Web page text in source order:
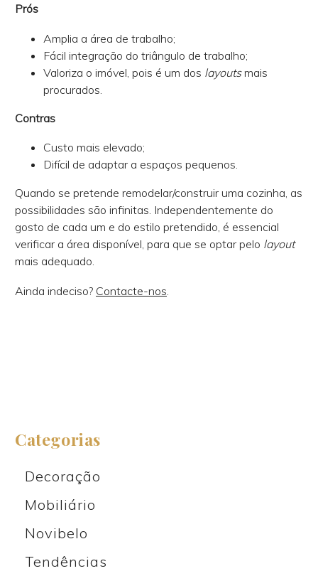
Prós
Amplia a área de trabalho;
Fácil integração do triângulo de trabalho;
Valoriza o imóvel, pois é um dos layoutsmais
procurados.
Contras
Custo mais elevado;
Difícil de adaptar a espaços pequenos.
Quando se pretende remodelar/construir uma cozinha, as
possibilidades são infinitas. Independentemente do
gosto de cada um e do estilo pretendido, é essencial
verificar a área disponível, para que se optar pelo layout
mais adequado.
Ainda indeciso? Contacte-nos.
Categorias
Decoração
Mobiliário
Novibelo
Tendências